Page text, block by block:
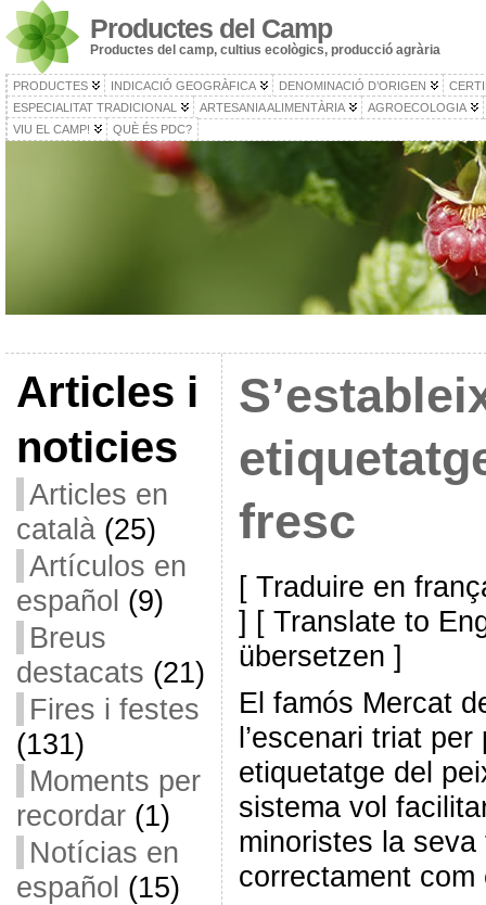
Productes del Camp
Productes del camp, cultius ecològics, producció agrària
PRODUCTES INDICACIÓ GEOGRÀFICA DENOMINACIÓ D’ORIGEN
ESPECIALITAT TRADICIONAL
ARTESANIA ALIMENTÀRIA
AGROECOLOGIA
VIU EL CAMP!
QUÈ ÉS PDC?
Articles i
noticies
Articles en
català(25)
Artículos en
español (9)
Breus
destacats (21)
Fires i festes
(131)
Moments per
recordar(1)
Notícias en
español (15)
fresc
[ Traduire en
] [ Translate to
übersetzen ]
El famós Mercat
l’escenari triat
etiquetatge del
sistema vol
minoristes la seva
correctament